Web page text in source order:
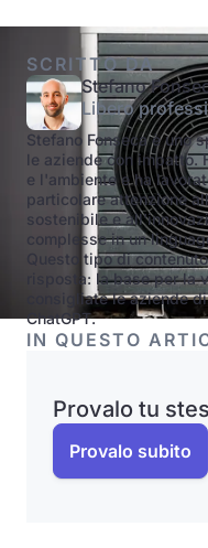
SCRITTO DA
Stefano
Libero
Stefano Fonseca è
le aziende con impatto.
e l'ambiente e ha
particolare attenzione
sostenibile e
complesse in un
Questo tipo di
risposta: la base per
consigliate le aziende
ChatGPT.
IN QUESTO
Provalo tu
Provalo subito